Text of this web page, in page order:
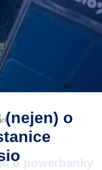
Česko Slovensko
o
o powerbanky